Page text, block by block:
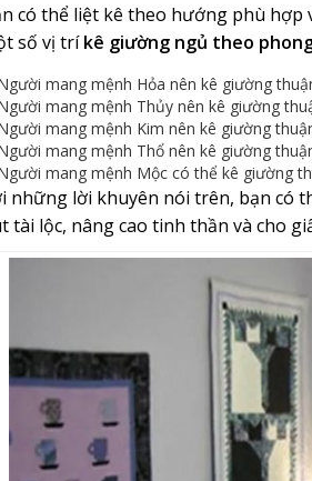
có thể liệt kê theo hướng phù hợp
số vị tríkê giường ngủ theo
mang mệnh Hỏa nên kê giường
mang mệnh Thủy nên kê giường
mang mệnh Kim nên kê giường
mang mệnh Thổ nên kê giường
mang mệnh Mộc có thể kê giường
những lời khuyên nói trên, bạn có
tài lộc, nâng cao tinh thần và cho